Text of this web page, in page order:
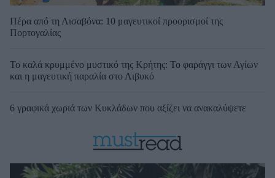
Πέρα από τη Λισαβόνα: 10 μαγευτικοί προορισμοί της
Πορτογαλίας
Το καλά κρυμμένο μυστικό της Κρήτης: Το φαράγγι των Αγίων
και η μαγευτική παραλία στο Λιβυκό
6 γραφικά χωριά των Κυκλάδων που αξίζει να ανακαλύψετε